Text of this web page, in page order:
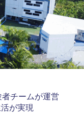
チームが運営
が実現